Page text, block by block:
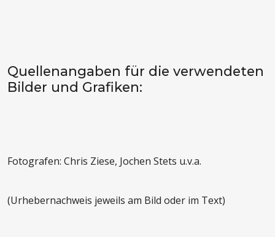
Quellenangaben für die verwendeten
Bilder und Grafiken:
Fotografen: Chris Ziese, Jochen Stets u.v.a.
(Urhebernachweis jeweils am Bild oder im Text)